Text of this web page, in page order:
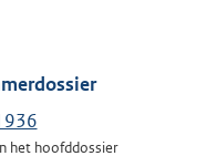
het hoofddossier